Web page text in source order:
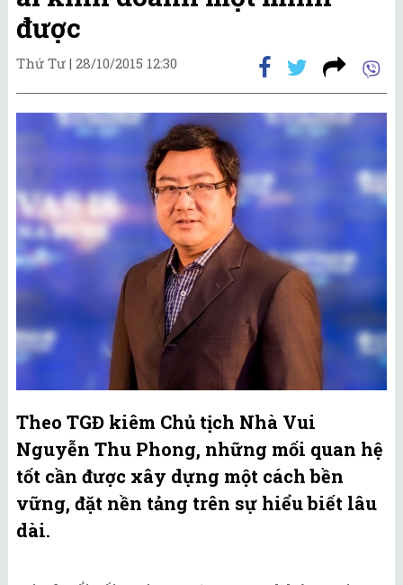
được
Thứ Tư | 28/10/2015 12:30
Theo TGĐ kiêm Chủ tịch Nhà Vui
Nguyễn Thu Phong, những mối quan hệ
tốt cần được xây dựng một cách bền
vững, đặt nền tảng trên sự hiểu biết lâu
dài.